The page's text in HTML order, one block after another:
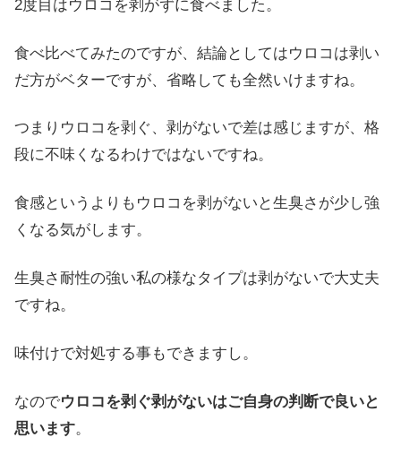
2度目はウロコを剥がずに食べました。
食べ比べてみたのですが、結論としてはウロコは剥い
だ方がベターですが、省略しても全然いけますね。
つまりウロコを剥ぐ、剥がないで差は感じますが、格
段に不味くなるわけではないですね。
食感というよりもウロコを剥がないと生臭さが少し強
くなる気がします。
生臭さ耐性の強い私の様なタイプは剥がないで大丈夫
ですね。
味付けで対処する事もできますし。
なのでウロコを剥ぐ剥がないはご自身の判断で良いと
思います。